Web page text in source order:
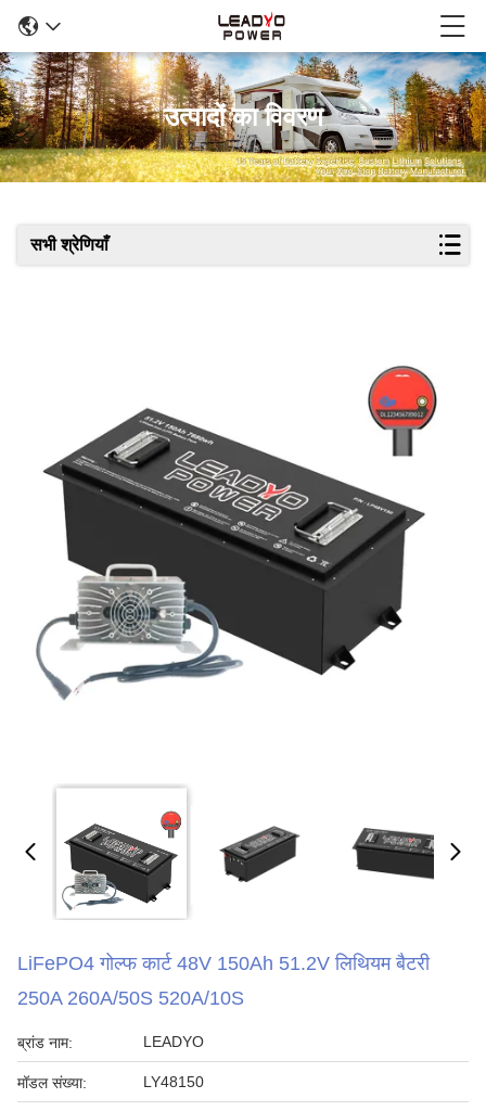
उत्पादों का विवरण
सभी श्रेणियाँ
LiFePO4 गोल्फ कार्ट 48V 150Ah 51.2V लिथियम बैटरी
250A 260A/50S 520A/10S
ब्रांड नाम: LEADYO
मॉडल संख्या: LY48150